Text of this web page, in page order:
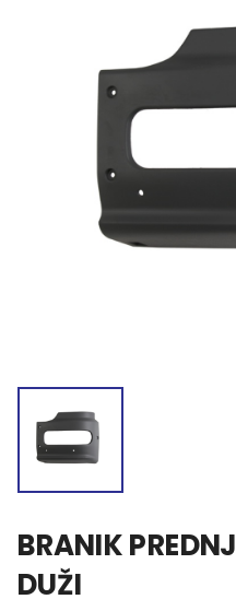
BRANIK
DUŽI